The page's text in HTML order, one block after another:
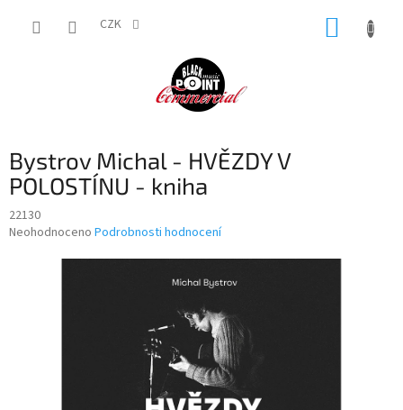
CZK
Bystrov Michal - HVĚZDY V
POLOSTÍNU - kniha
22130
Průměrné
Neohodnoceno Podrobnosti hodnocení